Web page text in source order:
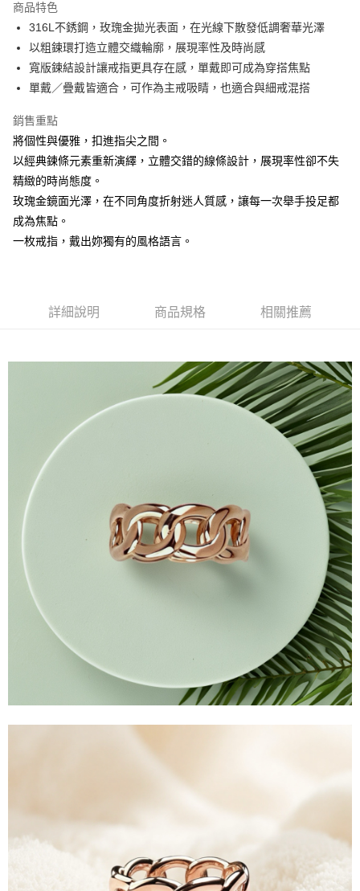
合作金庫商業銀行
華南商業銀行
彰化商業銀行
上海商業儲蓄銀行
台北富邦商業銀行
國泰世華商業銀行
兆豐國際商業銀行
臺灣中小企業銀行
台中商業銀行
聯邦商業銀行
元大商業銀行
台新國際商業銀行
中國信託商業銀行
台灣樂天信用卡公司
6 期 0 利率 每期
華南商業銀行
彰化商業銀行
上海商業儲蓄銀行
台北富邦商業銀行
國泰世華商業銀行
兆豐國際商業銀行
匯豐（台灣）商業銀行
聯邦商業銀行
元大商業銀行
永豐商業銀行
玉山商業銀行
台灣樂天信用卡公司
超商取貨付款
LINE Pay
街口支付
悠遊付
ATM付款
每筆NT$60，滿NT$1,000(含以上)免運費
每筆NT$60，滿NT$1,000(含以上)免運費
每筆NT$60，滿NT$1,000(含以上)免運費
付款後7-11取貨
每筆NT$60，滿NT$1,000(含以上)免運費
宅配
每筆NT$80，滿NT$1,000(含以上)免運費
商品特色
316L不銹鋼，玫瑰金拋光表面，在光線下散發低調奢華光澤
以粗鍊環打造立體交織輪廓，展現率性及時尚感
寬版鍊結設計讓戒指更具存在感，單戴即可成為穿搭焦點
單戴／疊戴皆適合，可作為主戒吸睛，也適合與細戒混搭
銷售重點
將個性與優雅，扣進指尖之間。
以經典鍊條元素重新演繹，立體交錯的線條設計，展現率性卻不失
精緻的時尚態度。
玫瑰金鏡面光澤，在不同角度折射迷人質感，讓每一次舉手投足都
成為焦點。
一枚戒指，戴出妳獨有的風格語言。
詳細說明 商品規格 相關推薦